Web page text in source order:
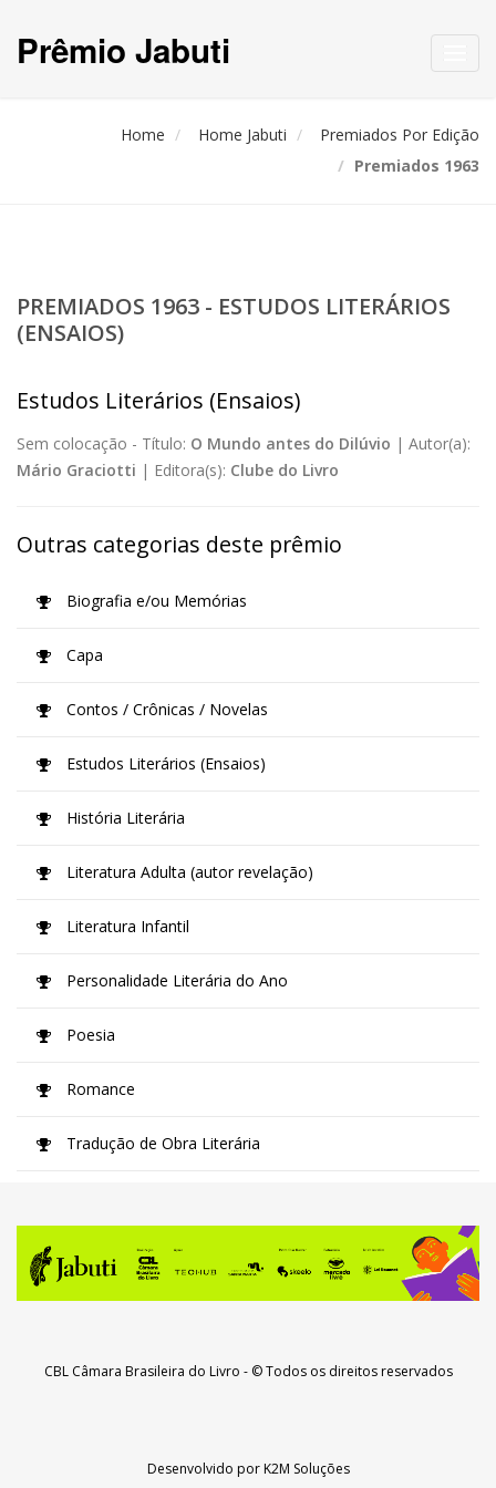
Prêmio Jabuti
Home Home Jabuti
Premiados Por Edição
Premiados 1963
PREMIADOS 1963 - ESTUDOS LITERÁRIOS
(ENSAIOS)
Estudos Literários (Ensaios)
Sem colocação - Título: O Mundo antes do Dilúvio | Autor(a):
Mário Graciotti | Editora(s): Clube do Livro
Outras categorias deste prêmio
Biografia e/ou Memórias
Capa
Contos / Crônicas / Novelas
Estudos Literários (Ensaios)
História Literária
Literatura Adulta (autor revelação)
Literatura Infantil
Personalidade Literária do Ano
Poesia
Romance
Tradução de Obra Literária
CBL Câmara Brasileira do Livro - © Todos os direitos reservados
Desenvolvido porK2M Soluções